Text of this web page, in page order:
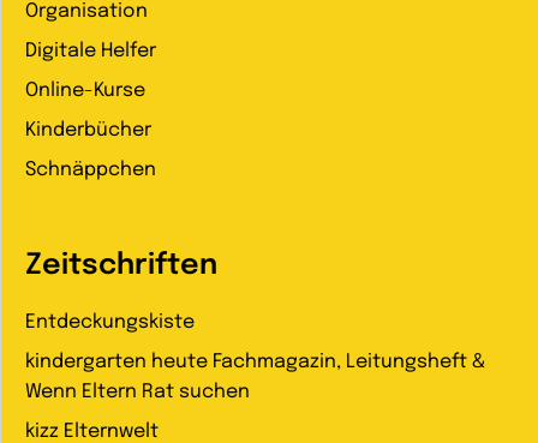
Organisation
Digitale Helfer
Online-Kurse
Kinderbücher
Schnäppchen
Zeitschriften
Entdeckungskiste
kindergarten heute Fachmagazin, Leitungsheft &
Wenn Eltern Rat suchen
kizz Elternwelt